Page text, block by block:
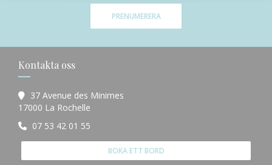
PRENUMERERA
Kontakta oss
37 Avenue des Minimes
17000 La Rochelle
07 53 42 01 55
BOKA ETT BORD